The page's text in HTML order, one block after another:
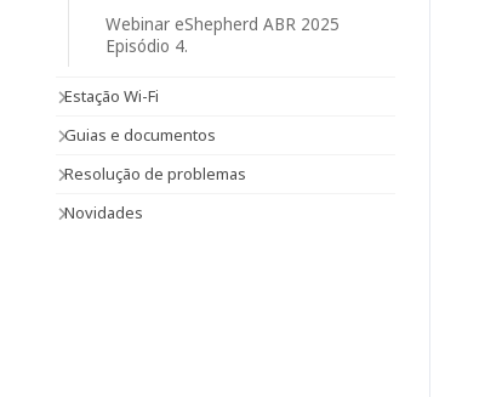
Webinar eShepherd ABR 2025
Episódio 4.
Estação Wi-Fi
Guias e documentos
Resolução de problemas
Novidades